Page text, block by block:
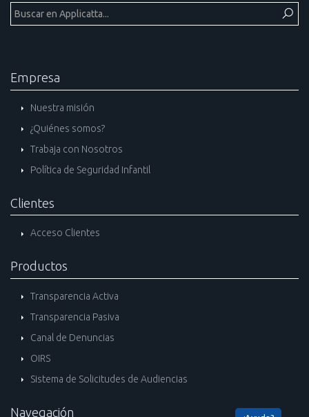
Empresa
Nuestra misión
¿Quiénes somos?
Trabaja con Nosotros
Política de Seguridad Infantil
Clientes
Acceso Clientes
Productos
Transparencia Activa
Transparencia Pasiva
Canal de Denuncias
OIRS
Sistema de Solicitudes de Audiencias
Navegación